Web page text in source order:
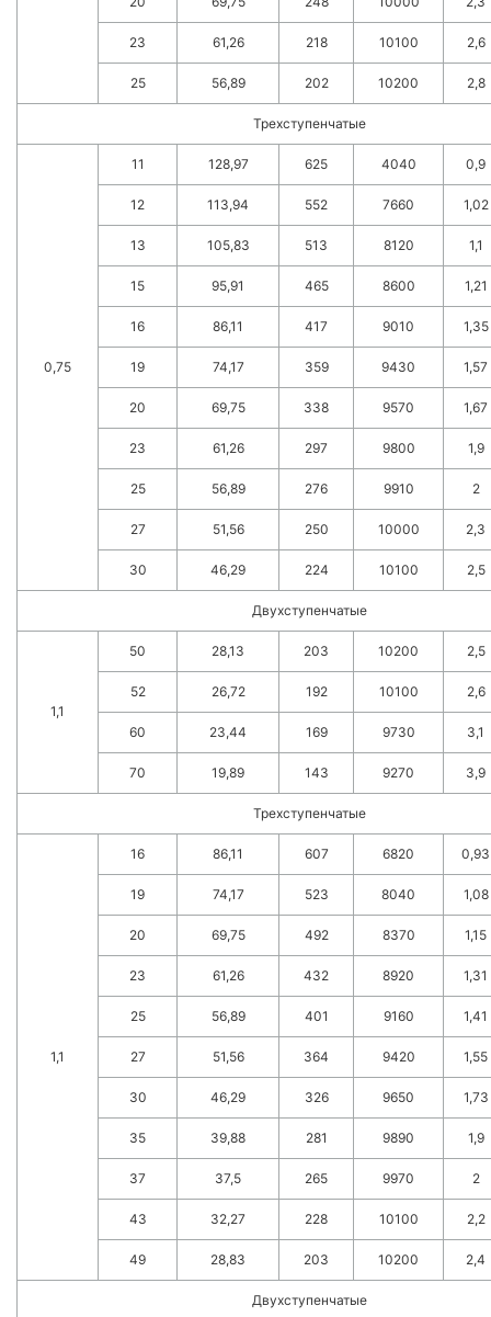
23 61,26 218 10100 2,6
25 56,89 202 10200 2,8
Трехступенчатые
0,75
11 128,97 625 4040 0,9
12 113,94 552 7660 1,02
13 105,83 513 8120 1,1
15 95,91 465 8600 1,21
16 86,11 417 9010 1,35
19 74,17 359 9430 1,57
20 69,75 338 9570 1,67
23 61,26 297 9800 1,9
25 56,89 276 9910 2
27 51,56 250 10000 2,3
30 46,29 224 10100 2,5
Двухступенчатые
1,1
50 28,13 203 10200 2,5
52 26,72 192 10100 2,6
60 23,44 169 9730 3,1
70 19,89 143 9270 3,9
Трехступенчатые
1,1
16 86,11 607 6820 0,93
19 74,17 523 8040 1,08
20 69,75 492 8370 1,15
23 61,26 432 8920 1,31
25 56,89 401 9160 1,41
27 51,56 364 9420 1,55
30 46,29 326 9650 1,73
35 39,88 281 9890 1,9
37 37,5 265 9970 2
43 32,27 228 10100 2,2
49 28,83 203 10200 2,4
Двухступенчатые